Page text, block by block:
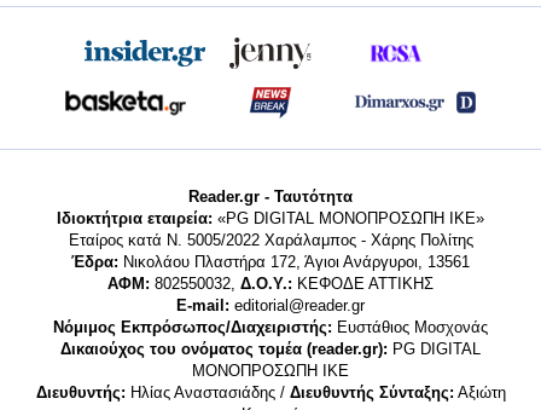
Reader.gr - Ταυτότητα
Ιδιοκτήτρια εταιρεία: «PG DIGITAL MONΟΠΡΟΣΩΠΗ ΙΚΕ»
Εταίρος κατά Ν. 5005/2022 Χαράλαμπος - Χάρης Πολίτης
Έδρα: Νικολάου Πλαστήρα 172, Άγιοι Ανάργυροι, 13561
ΑΦΜ: 802550032, Δ.Ο.Υ.: ΚΕΦΟΔΕ ΑΤΤΙΚΗΣ
E-mail: editorial@reader.gr
Νόμιμος Εκπρόσωπος/Διαχειριστής: Ευστάθιος Μοσχονάς
Δικαιούχος του ονόματος τομέα (reader.gr): PG DIGITAL
MONΟΠΡΟΣΩΠΗ ΙΚΕ
Διευθυντής: Ηλίας Αναστασιάδης / Διευθυντής Σύνταξης: Αξιώτη